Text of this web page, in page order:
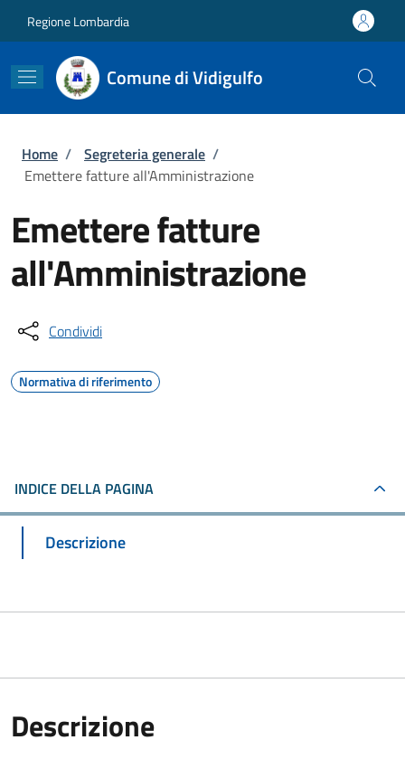
Regione Lombardia
Comune di Vidigulfo
Briciole di pane
Home / Segreteria generale /
Emettere fatture all'Amministrazione
Emettere fatture
all'Amministrazione
Condividi
Normativa di riferimento
INDICE DELLA PAGINA
Descrizione
Descrizione